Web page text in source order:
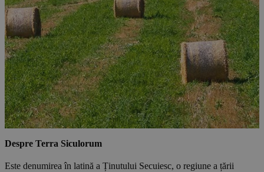
Despre Terra Siculorum
Este denumirea în latină a Ținutului Secuiesc, o regiune a țării